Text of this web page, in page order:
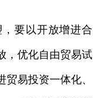
要以开放增进合
，优化自由贸易试
易投资一体化、